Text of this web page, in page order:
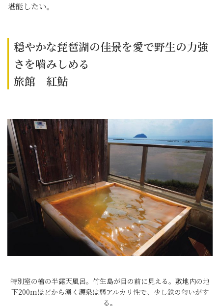
堪能したい。
穏やかな琵琶湖の佳景を愛で野生の力強
さを嚙みしめる
旅館 紅鮎
特別室の檜の半露天風呂。竹生島が目の前に見える。敷地内の地
下200mほどから湧く源泉は弱アルカリ性で、少し鉄の匂いがす
る。